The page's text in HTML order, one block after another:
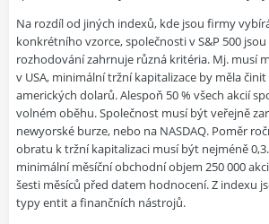
Na rozdíl od jiných indexů, kde jsou firmy
konkrétního vzorce, společnosti v S&P 500
rozhodování zahrnuje různá kritéria. Mj. musí
v USA, minimální tržní kapitalizace by měla
amerických dolarů. Alespoň 50 % všech akcií
volném oběhu. Společnost musí být veřejně
newyorské burze, nebo na NASDAQ. Poměr
obratu k tržní kapitalizaci musí být nejméně
minimální měsíční obchodní objem 250 000
šesti měsíců před datem hodnocení. Z indexu
typy entit a finančních nástrojů.